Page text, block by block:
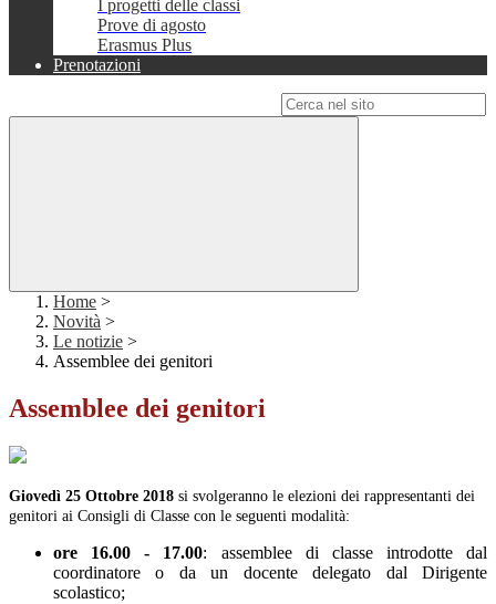
I progetti delle classi
Prove di agosto
Erasmus Plus
Prenotazioni
Home >
Novità >
Le notizie >
Assemblee dei genitori
Assemblee dei genitori
Giovedì 25 Ottobre 2018 si svolgeranno le elezioni dei rappresentanti dei
genitori ai Consigli di Classe con le seguenti modalità:
ore 16.00 - 17.00: assemblee di classe introdotte dal
coordinatore o da un docente delegato dal Dirigente
scolastico;